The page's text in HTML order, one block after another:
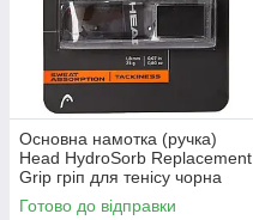
Основна намотка (ручка)
Head HydroSorb Replacement
Grip гріп для тенісу чорна
Готово до відправки